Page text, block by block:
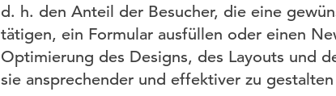
d. h. den Anteil der Besucher, die eine
tätigen, ein Formular ausfüllen oder einen
Optimierung des Designs, des Layouts und
sie ansprechender und effektiver zu